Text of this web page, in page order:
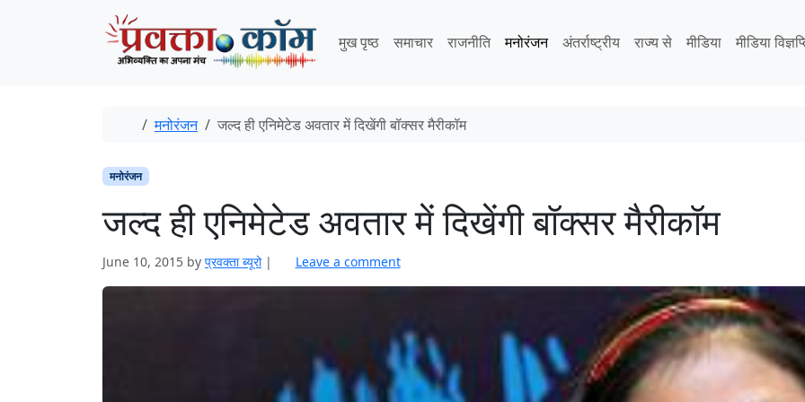
मुख पृष्ठ
समाचार राजनीति मनोरंजन अंतर्राष्ट्रीय राज्य से मीडिया मीडिया
Home
मनोरंजन जल्द ही एनिमेटेड अवतार में दिखेंगी बॉक्सर मैरीकॉम
मनोरंजन
जल्द ही एनिमेटेड अवतार में दिखेंगी बॉक्सर मैरीकॉम
June 10, 2015 by प्रवक्ता ब्यूरो | Leave a comment